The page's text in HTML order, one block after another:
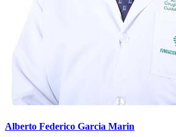
Alberto Federico Garcia Marin